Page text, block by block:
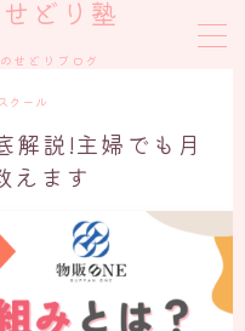
どり塾
せどりブログ
クール
解説!主婦でも月
えます